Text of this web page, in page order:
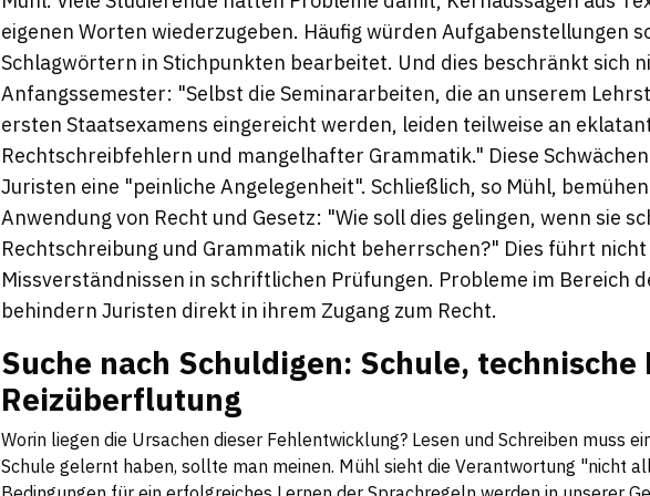
eigenen Worten wiederzugeben. Häufig würden Aufgabenstellungen
Schlagwörtern in Stichpunkten bearbeitet. Und dies beschränkt sich
Anfangssemester: "Selbst die Seminararbeiten, die an unserem
ersten Staatsexamens eingereicht werden, leiden teilweise an
Rechtschreibfehlern und mangelhafter Grammatik." Diese
Juristen eine "peinliche Angelegenheit". Schließlich, so Mühl,
Anwendung von Recht und Gesetz: "Wie soll dies gelingen, wenn sie
Rechtschreibung und Grammatik nicht beherrschen?" Dies führt
Missverständnissen in schriftlichen Prüfungen. Probleme im Bereich
behindern Juristen direkt in ihrem Zugang zum Recht.
Suche nach Schuldigen: Schule,
Reizüberflutung
Worin liegen die Ursachen dieser Fehlentwicklung? Lesen und Schreiben muss
Schule gelernt haben, sollte man meinen. Mühl sieht die Verantwortung "nicht